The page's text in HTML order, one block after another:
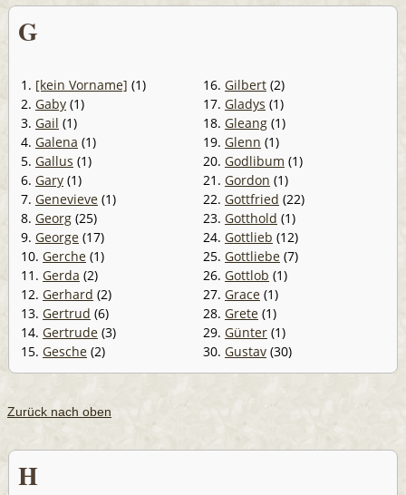
G
1. [kein Vorname] (1)
2. Gaby (1)
3. Gail (1)
4. Galena (1)
5. Gallus (1)
6. Gary (1)
7. Genevieve (1)
8. Georg (25)
9. George (17)
10. Gerche (1)
11. Gerda (2)
12. Gerhard (2)
13. Gertrud (6)
14. Gertrude (3)
15. Gesche (2)
16. Gilbert (2)
17. Gladys (1)
18. Gleang (1)
19. Glenn (1)
20. Godlibum (1)
21. Gordon (1)
22. Gottfried (22)
23. Gotthold (1)
24. Gottlieb (12)
25. Gottliebe (7)
26. Gottlob (1)
27. Grace (1)
28. Grete (1)
29. Günter (1)
30. Gustav (30)
Zurück nach oben
H